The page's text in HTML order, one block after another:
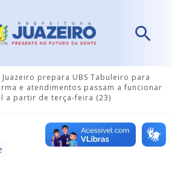
prepara UBS Tabuleiro para
e atendimentos passam a funcionar
a partir de terça-feira (23)